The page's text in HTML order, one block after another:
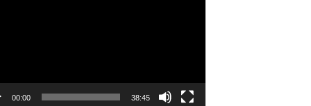
00:00 38:45